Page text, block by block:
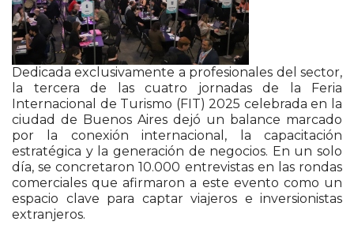
Dedicada exclusivamente a profesionales del sector,
la tercera de las cuatro jornadas de la Feria
Internacional de Turismo (FIT) 2025 celebrada en la
ciudad de Buenos Aires dejó un balance marcado
por la conexión internacional, la capacitación
estratégica y la generación de negocios. En un solo
día, se concretaron 10.000 entrevistas en las rondas
comerciales que afirmaron a este evento como un
espacio clave para captar viajeros e inversionistas
extranjeros.